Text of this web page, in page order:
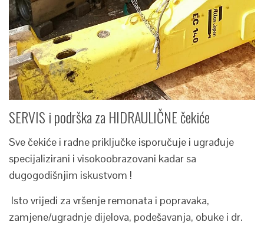
SERVIS i podrška za HIDRAULIČNE čekiće
Sve čekiće i radne priključke isporučuje i ugrađuje
specijalizirani i visokoobrazovani kadar sa
dugogodišnjim iskustvom !
Isto vrijedi za vršenje remonata i popravaka,
zamjene/ugradnje dijelova, podešavanja, obuke i dr.